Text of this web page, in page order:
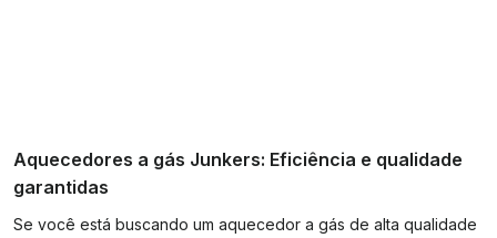
Aquecedores a gás Junkers: Eficiência e qualidade
garantidas
Se você está buscando um aquecedor a gás de alta qualidade